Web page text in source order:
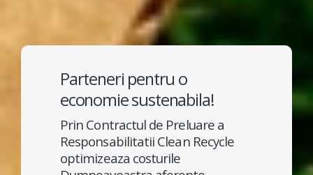
Parteneri pentru o
economie sustenabila!
Prin Contractul de Preluare a
Responsabilitatii Clean Recycle
optimizeaza costurile